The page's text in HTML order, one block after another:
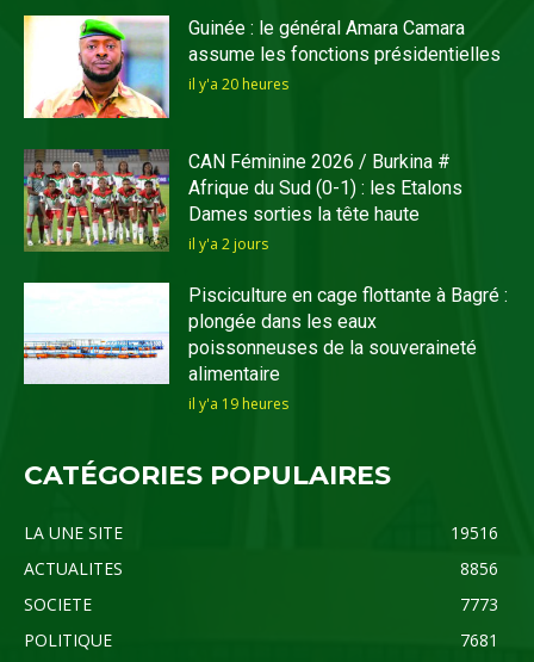
Guinée : le général Amara Camara
assume les fonctions présidentielles
il y'a 20 heures
CAN Féminine 2026 / Burkina #
Afrique du Sud (0-1) : les Etalons
Dames sorties la tête haute
il y'a 2 jours
Pisciculture en cage flottante à Bagré :
plongée dans les eaux
poissonneuses de la souveraineté
alimentaire
il y'a 19 heures
CATÉGORIES POPULAIRES
LA UNE SITE
19516
ACTUALITES
8856
SOCIETE
7773
POLITIQUE
7681